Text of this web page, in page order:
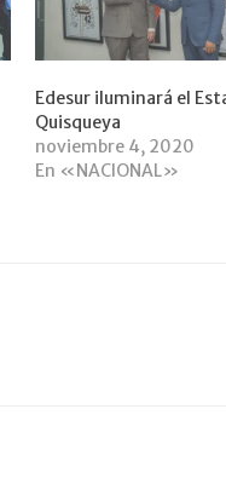
Edesur iluminará el
Quisqueya
noviembre 4, 2020
En «NACIONAL»